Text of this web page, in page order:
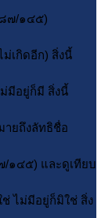
๘๗/๑๔๕)
กิดอีก) สิ่งนี้
อยู่ก็มี สิ่งนี้
ยถึงลัทธิชื่อ
/๑๔๕) และดูเทียบ
ม่มีอยู่ก็มิใช่ สิ่ง